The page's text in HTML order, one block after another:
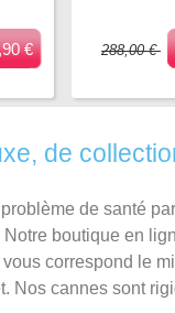
€ 288,00 €
de
de santé
boutique en
correspond le
Nos cannes sont